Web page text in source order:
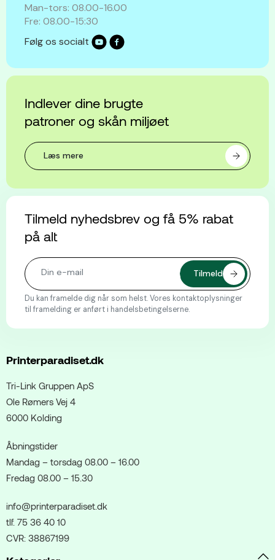
Man-tors: 08.00-16.00
Fre: 08.00-15:30
Følg os socialt
Indlever dine brugte
patroner og skån miljøet
Læs mere
Tilmeld nyhedsbrev og få 5% rabat
på alt
Du kan framelde dig når som helst. Vores kontaktoplysninger
til framelding er anført i handelsbetingelserne.
Printerparadiset.dk
Tri-Link Gruppen ApS
Ole Rømers Vej 4
6000 Kolding
Åbningstider
Mandag – torsdag 08.00 – 16.00
Fredag 08.00 – 15.30
info@printerparadiset.dk
tlf. 75 36 40 10
CVR: 38867199